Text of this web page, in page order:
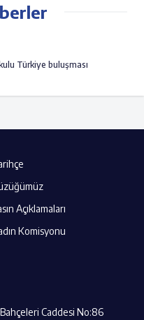
Türkiye buluşması
Açıklamaları
Komisyonu
Caddesi No:86